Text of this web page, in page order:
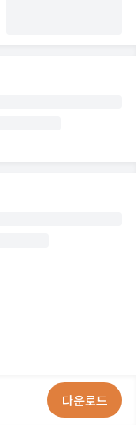
다운로드